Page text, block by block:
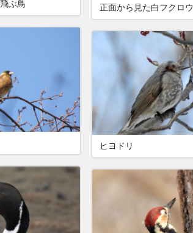
ぶ鳥 正面から見た白フクロウ
ヒヨドリ